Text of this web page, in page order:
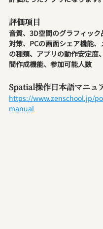
評価項目
音質、3D空間のグラフィック
対策、PCの画面シェア機能
の種類、アプリの動作安定度
間作成機能、参加可能人数
Spatial操作日本語マニュ
https://www.zenschool.jp/
manual